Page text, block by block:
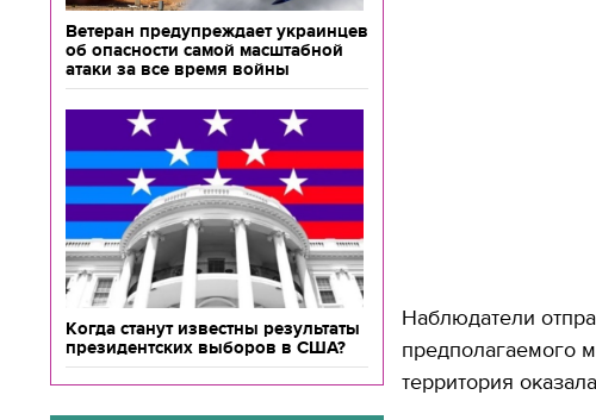
Ветеран предупреждает украинцев
об опасности самой масштабной
атаки за все время войны
Когда станут известны результаты
президентских выборов в США?
Наблюдатели
предполагаемого
территория